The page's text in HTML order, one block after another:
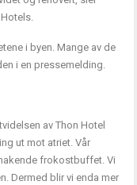
i byen. Mange av de
i en pressemelding.
av Thon Hotel
ut mot atriet. Vår
frokostbuffet. Vi
Dermed blir vi enda mer